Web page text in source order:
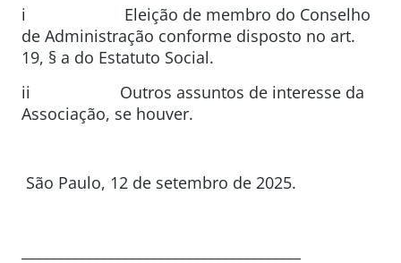
i Eleição de membro do Conselho
de Administração conforme disposto no art.
19, § a do Estatuto Social.
ii Outros assuntos de interesse da
Associação, se houver.
São Paulo, 12 de setembro de 2025.